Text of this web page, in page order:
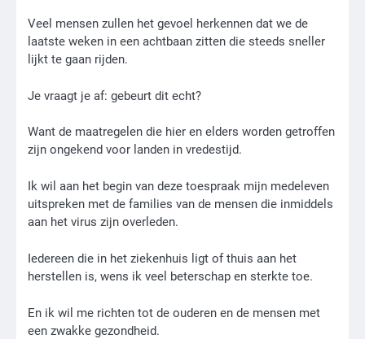
Veel mensen zullen het gevoel herkennen dat we de
laatste weken in een achtbaan zitten die steeds sneller
lijkt te gaan rijden.
Je vraagt je af: gebeurt dit echt?
Want de maatregelen die hier en elders worden getroffen
zijn ongekend voor landen in vredestijd.
Ik wil aan het begin van deze toespraak mijn medeleven
uitspreken met de families van de mensen die inmiddels
aan het virus zijn overleden.
Iedereen die in het ziekenhuis ligt of thuis aan het
herstellen is, wens ik veel beterschap en sterkte toe.
En ik wil me richten tot de ouderen en de mensen met
een zwakke gezondheid.